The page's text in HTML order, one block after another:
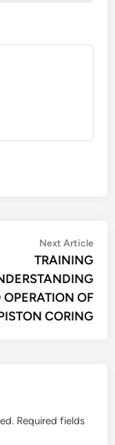
Next Article
TRAINING
OF
CORING
Required fields